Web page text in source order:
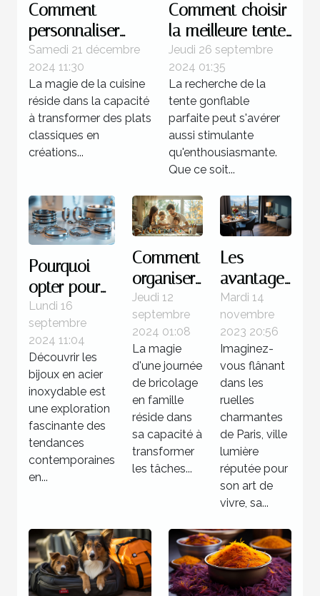
Comment
personnaliser
votre gravlax à la
betterave avec
des épices
locales
Samedi 21 décembre
2024 11:30
La magie de la cuisine
réside dans la capacité
à transformer des plats
classiques en
créations...
Comment choisir
la meilleure tente
gonflable pour
votre prochain
événement
Jeudi 26 septembre
2024 01:35
La recherche de la
tente gonflable
parfaite peut s'avérer
aussi stimulante
qu'enthousiasmante.
Que ce soit...
Pourquoi
opter pour
des bijoux
en acier
inoxydable
?
Lundi 16
septembre
2024 11:04
Découvrir les
bijoux en acier
inoxydable est
une exploration
fascinante des
tendances
contemporaines
en...
Comment
organiser
une
journée
de
bricolage
familiale
réussie
Jeudi 12
septembre
2024 01:08
La magie
d'une journée
de bricolage
en famille
réside dans
sa capacité à
transformer
les tâches...
Les
avantages
de
séjourner
dans un
hôtel 3
étoiles à
Paris
Mardi 14
novembre
2023 20:56
Imaginez-
vous flânant
dans les
ruelles
charmantes
de Paris, ville
lumière
réputée pour
son art de
vivre, sa...